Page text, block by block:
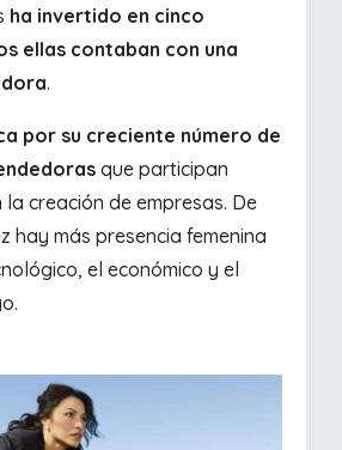
ha invertido en cinco
ellas contaban con una
.
por su creciente número de
que participan
creación de empresas. De
hay más presencia femenina
el económico y el